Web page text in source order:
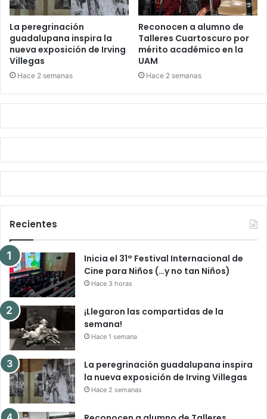
Inicia el 31° Festival
Internacional de Cine para
Niños (…y no tan Niños)
Hace 3 horas
¡Llegaron las compartidas
de la semana!
Hace 1 semana
La peregrinación
nueva exposición de Irving
Villegas
Reconocen a alumno de
mérito académico en la
UAM
Recientes
Inicia el 31° Festival Internacional de
Cine para Niños (…y no tan Niños)